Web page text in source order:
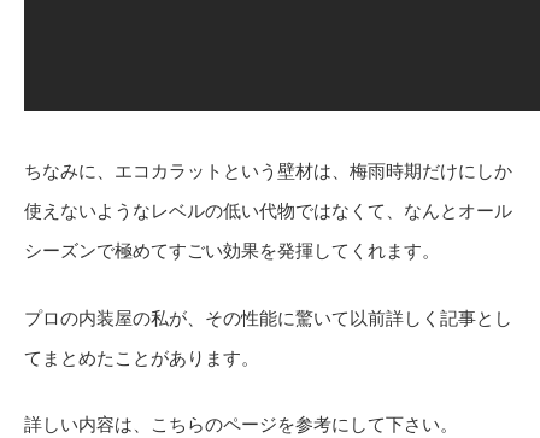
ちなみに、エコカラットという壁材は、梅雨時期だけにしか
使えないようなレベルの低い代物ではなくて、なんとオール
シーズンで極めてすごい効果を発揮してくれます。
プロの内装屋の私が、その性能に驚いて以前詳しく記事とし
てまとめたことがあります。
詳しい内容は、こちらのページを参考にして下さい。